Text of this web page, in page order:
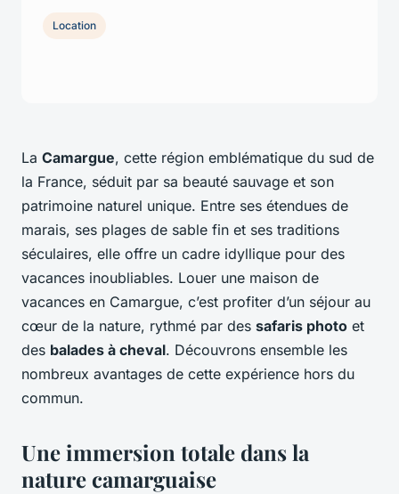
La Camargue, cette région emblématique du sud de
la France, séduit par sa beauté sauvage et son
patrimoine naturel unique. Entre ses étendues de
marais, ses plages de sable fin et ses traditions
séculaires, elle offre un cadre idyllique pour des
vacances inoubliables. Louer une maison de
vacances en Camargue, c’est profiter d’un séjour au
cœur de la nature, rythmé par des safaris photo et
des balades à cheval. Découvrons ensemble les
nombreux avantages de cette expérience hors du
commun.
Une immersion totale dans la
nature camarguaise
Location